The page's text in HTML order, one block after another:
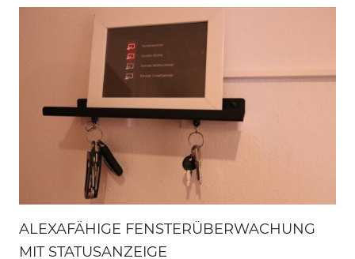
ALEXAFÄHIGE FENSTERÜBERWACHUNG
MIT STATUSANZEIGE